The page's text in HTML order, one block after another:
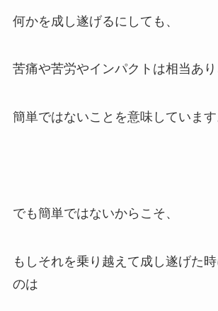
何かを成し遂げるにしても、
苦痛や苦労やインパクトは相当あり
簡単ではないことを意味しています
でも簡単ではないからこそ、
もしそれを乗り越えて成し遂げた
のは